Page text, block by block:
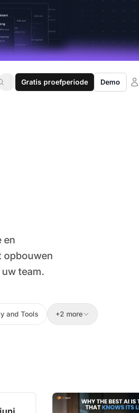
Gratis proefperiode Demo
en
opbouwen
team.
and Tools +2 more